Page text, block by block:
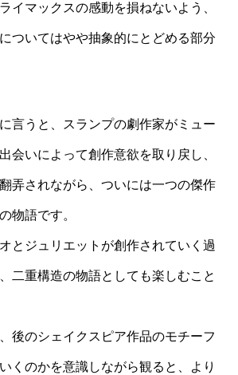
イマックスの感動を損ねないよう、
ついてはやや抽象的にとどめる部分
言うと、スランプの劇作家がミュー
会いによって創作意欲を取り戻し、
弄されながら、ついには一つの傑作
物語です。
とジュリエットが創作されていく過
二重構造の物語としても楽しむこと
後のシェイクスピア作品のモチーフ
くのかを意識しながら観ると、より